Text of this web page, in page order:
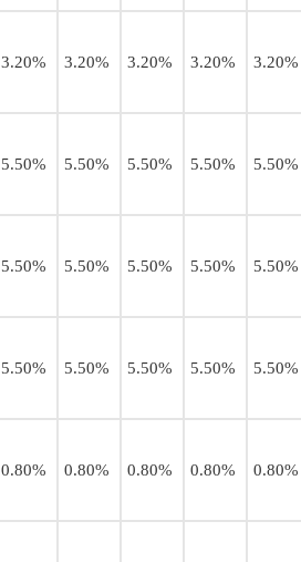
3.20% 3.20% 3.20% 3.20% 3.20%
5.50% 5.50% 5.50% 5.50% 5.50%
5.50% 5.50% 5.50% 5.50% 5.50%
5.50% 5.50% 5.50% 5.50% 5.50%
0.80% 0.80% 0.80% 0.80% 0.80%